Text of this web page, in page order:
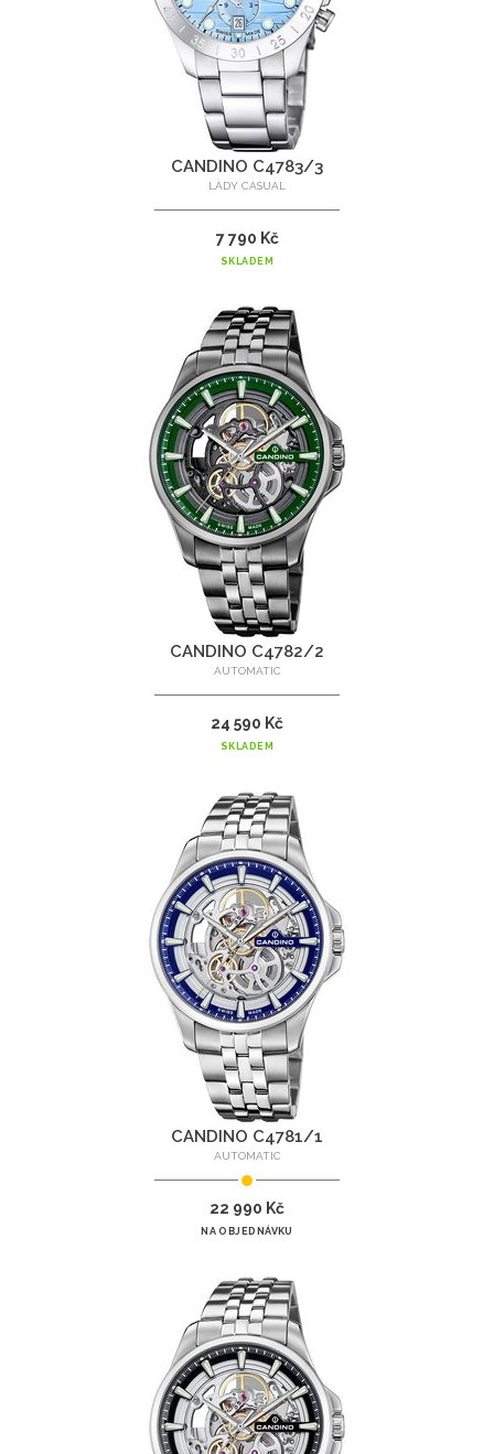
CANDINO C4783/3
LADY CASUAL
7 790 Kč
SKLADEM
CANDINO C4782/2
AUTOMATIC
24 590 Kč
SKLADEM
CANDINO C4781/1
AUTOMATIC
22 990 Kč
NA OBJEDNÁVKU